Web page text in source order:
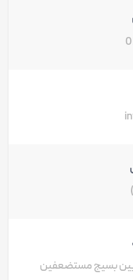
17 شهریور، بین بسیج مستضعفین